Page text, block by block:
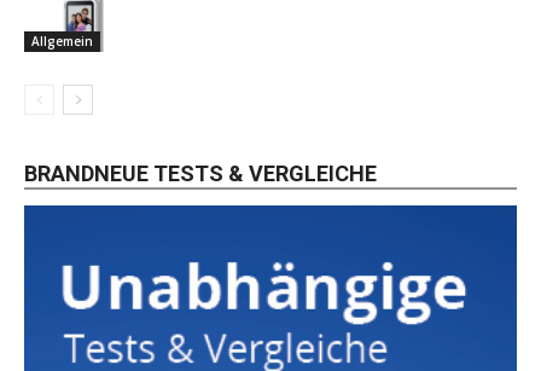
Allgemein
BRANDNEUE TESTS & VERGLEICHE